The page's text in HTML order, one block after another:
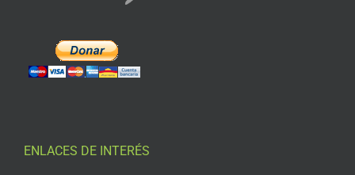
ENLACES DE INTERÉS